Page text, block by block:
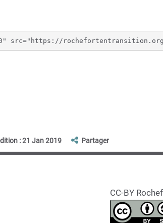
: 21 Jan 2019 Partager
CC-BY